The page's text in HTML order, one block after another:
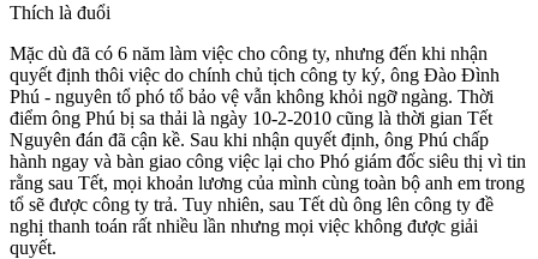
Thích là đuổi
Mặc dù đã có 6 năm làm việc cho công ty, nhưng đến khi nhận
quyết định thôi việc do chính chủ tịch công ty ký, ông Đào Đình
Phú - nguyên tổ phó tổ bảo vệ vẫn không khỏi ngỡ ngàng. Thời
điểm ông Phú bị sa thải là ngày 10-2-2010 cũng là thời gian Tết
Nguyên đán đã cận kề. Sau khi nhận quyết định, ông Phú chấp
hành ngay và bàn giao công việc lại cho Phó giám đốc siêu thị vì tin
rằng sau Tết, mọi khoản lương của mình cùng toàn bộ anh em trong
tổ sẽ được công ty trả. Tuy nhiên, sau Tết dù ông lên công ty đề
nghị thanh toán rất nhiều lần nhưng mọi việc không được giải
quyết.